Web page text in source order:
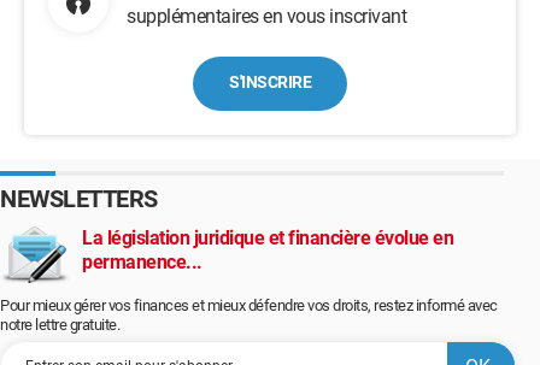
supplémentaires en vous inscrivant
S'INSCRIRE
NEWSLETTERS
La législation juridique et financière évolue en
permanence...
Pour mieux gérer vos finances et mieux défendre vos droits, restez informé avec
notre lettre gratuite.